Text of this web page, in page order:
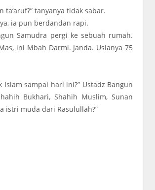
tanyanya tidak sabar.
ia pun berdandan rapi.
Samudra pergi ke sebuah rumah.
ini Mbah Darmi. Janda. Usianya 75
Islam sampai hari ini?” Ustadz Bangun
Bukhari, Shahih Muslim, Sunan
istri muda dari Rasulullah?”